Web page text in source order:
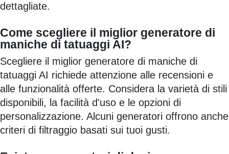
dettagliate.
Come scegliere il miglior generatore di
maniche di tatuaggi AI?
Scegliere il miglior generatore di maniche di
tatuaggi AI richiede attenzione alle recensioni e
alle funzionalità offerte. Considera la varietà di stili
disponibili, la facilità d'uso e le opzioni di
personalizzazione. Alcuni generatori offrono anche
criteri di filtraggio basati sui tuoi gusti.